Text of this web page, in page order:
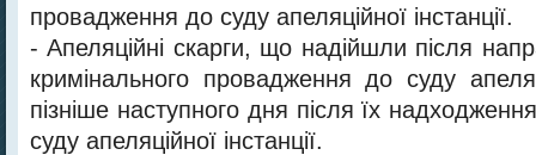
провадження до суду апеляційної інстанції.
- Апеляційні скарги, що надійшли після
кримінального провадження до суду
пізніше наступного дня після їх
суду апеляційної інстанції.